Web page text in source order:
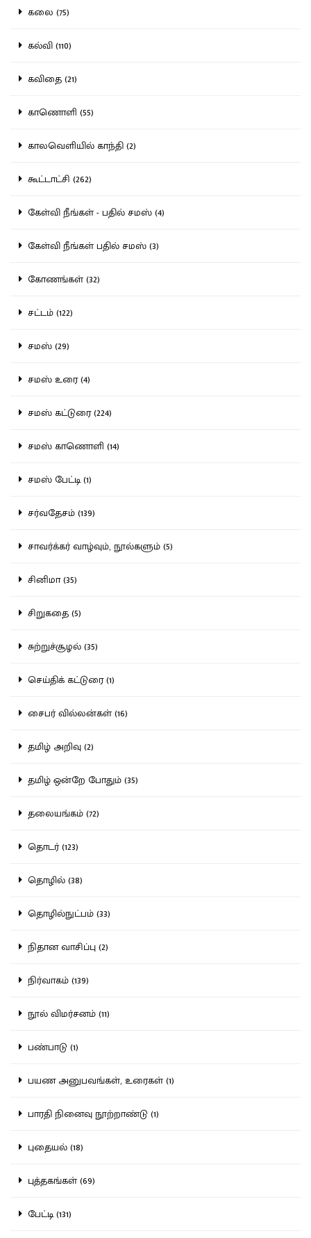
கலை (75)
கல்வி (110)
கவிதை (21)
காணொளி (55)
காலவெளியில் காந்தி (2)
கூட்டாட்சி (262)
கேள்வி நீங்கள் - பதில் சமஸ் (4)
கேள்வி நீங்கள் பதில் சமஸ் (3)
கோணங்கள் (32)
சட்டம் (122)
சமஸ் (29)
சமஸ் உரை (4)
சமஸ் கட்டுரை (224)
சமஸ் காணொளி (14)
சமஸ் பேட்டி (1)
சர்வதேசம் (139)
சாவர்க்கர் வாழ்வும், நூல்களும் (5)
சினிமா (35)
சிறுகதை (5)
சுற்றுச்சூழல் (35)
செய்திக் கட்டுரை (1)
சைபர் வில்லன்கள் (16)
தமிழ் அறிவு (2)
தமிழ் ஒன்றே போதும் (35)
தலையங்கம் (72)
தொடர் (123)
தொழில் (38)
தொழில்நுட்பம் (33)
நிதான வாசிப்பு (2)
நிர்வாகம் (139)
நூல் விமர்சனம் (11)
பண்பாடு (1)
பயண அனுபவங்கள், உரைகள் (1)
பாரதி நினைவு நூற்றாண்டு (1)
புதையல் (18)
புத்தகங்கள் (69)
பேட்டி (131)